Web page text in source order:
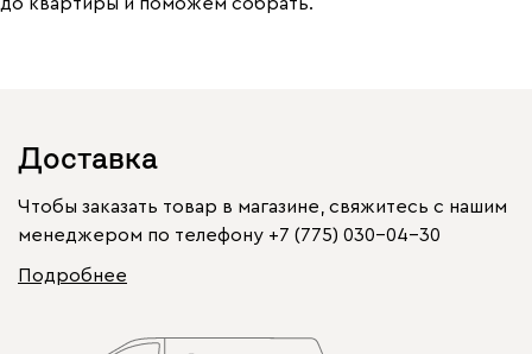
до квартиры и поможем собрать.
Доставка
Чтобы заказать товар в магазине, свяжитесь с нашим
менеджером по телефону +7 (775) 030-04-30
Подробнее